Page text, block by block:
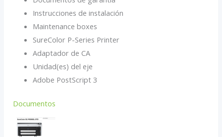
Instrucciones de instalación
Maintenance boxes
SureColor P-Series Printer
Adaptador de CA
Unidad(es) del eje
Adobe PostScript 3
Documentos